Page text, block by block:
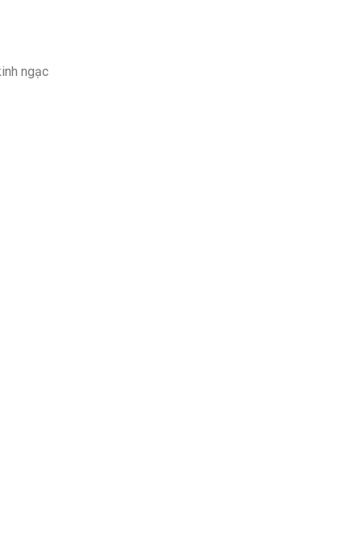
ngạc